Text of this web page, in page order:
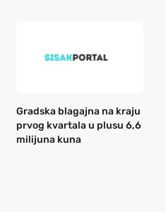
Gradska blagajna na kraju
prvog kvartala u plusu 6,6
milijuna kuna